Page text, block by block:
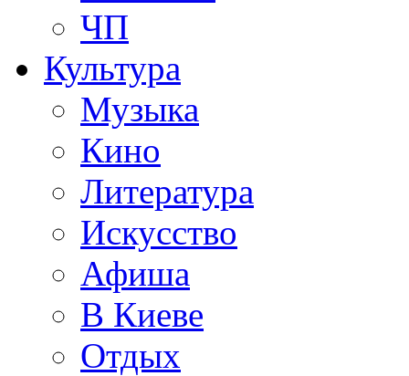
ЧП
Культура
Музыка
Кино
Литература
Искусство
Афиша
В Киеве
Отдых